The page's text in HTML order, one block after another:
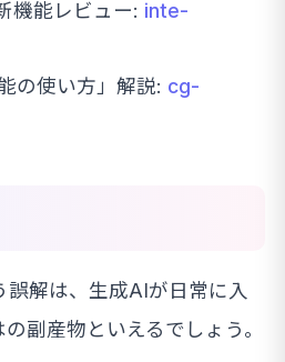
機能レビュー: inte-
の使い方」解説: cg-
誤解は、生成AIが日常に入
副産物といえるでしょう。